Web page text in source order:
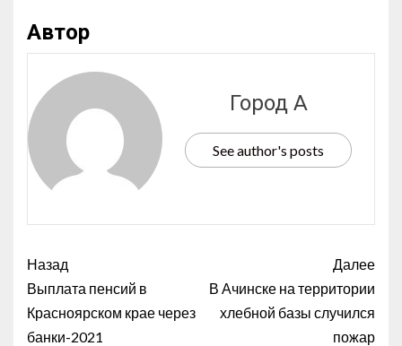
Автор
Город А
See author's posts
Назад
Выплата пенсий в
Красноярском крае через
банки-2021
Далее
В Ачинске на территории
хлебной базы случился
пожар